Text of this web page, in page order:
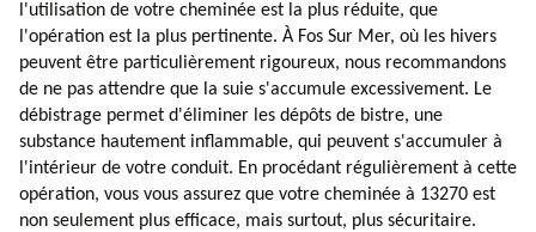
l'utilisation de votre cheminée est la plus réduite, que
l'opération est la plus pertinente. À Fos Sur Mer, où les hivers
peuvent être particulièrement rigoureux, nous recommandons
de ne pas attendre que la suie s'accumule excessivement. Le
débistrage permet d'éliminer les dépôts de bistre, une
substance hautement inflammable, qui peuvent s'accumuler à
l'intérieur de votre conduit. En procédant régulièrement à cette
opération, vous vous assurez que votre cheminée à 13270 est
non seulement plus efficace, mais surtout, plus sécuritaire.